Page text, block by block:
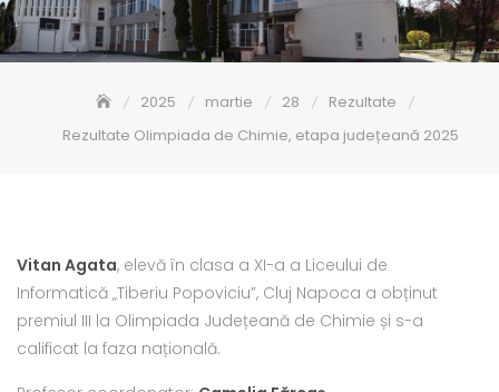
2025 martie 28
Rezultate
Rezultate Olimpiada de Chimie, etapa județeană 2025
Vitan Agata, elevă în clasa a XI-a a Liceului de
Informatică „Tiberiu Popoviciu”, Cluj Napoca a obținut
premiul III la Olimpiada Județeană de Chimie și s-a
calificat la faza națională.